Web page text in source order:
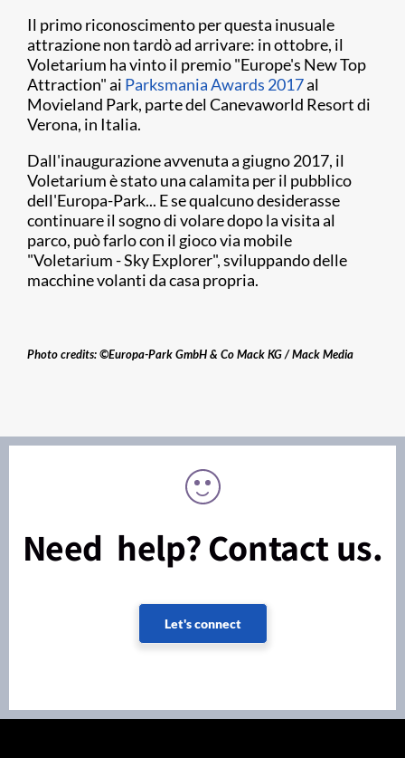
Il primo riconoscimento per questa inusuale
attrazione non tardò ad arrivare: in ottobre, il
Voletarium ha vinto il premio "Europe's New Top
Attraction" ai Parksmania Awards 2017al
Movieland Park, parte del Canevaworld Resort di
Verona, in Italia.
Dall'inaugurazione avvenuta a giugno 2017, il
Voletarium è stato una calamita per il pubblico
dell'Europa-Park... E se qualcuno desiderasse
continuare il sogno di volare dopo la visita al
parco, può farlo con il gioco via mobile
"Voletarium - Sky Explorer", sviluppando delle
macchine volanti da casa propria.
Photo credits: ©Europa-Park GmbH & Co Mack KG / Mack Media​
Need help? Contact us.
Let's connect